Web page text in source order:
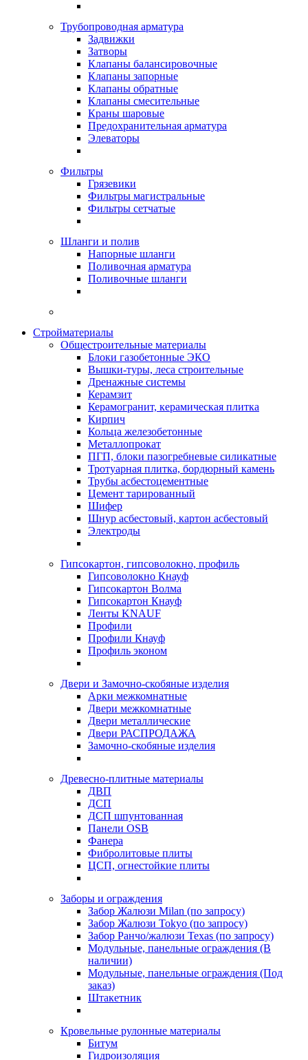
Трубопроводная арматура
Задвижки
Затворы
Клапаны балансировочные
Клапаны запорные
Клапаны обратные
Клапаны смесительные
Краны шаровые
Предохранительная арматура
Элеваторы
Фильтры
Грязевики
Фильтры магистральные
Фильтры сетчатые
Шланги и полив
Напорные шланги
Поливочная арматура
Поливочные шланги
Стройматериалы
Oбщестроительные материалы
Блоки газобетонные ЭКО
Вышки-туры, леса строительные
Дренажные системы
Керамзит
Керамогранит, керамическая плитка
Кирпич
Кольца железобетонные
Металлопрокат
ПГП, блоки пазогребневые силикатные
Тротуарная плитка, бордюрный камень
Трубы асбестоцементные
Цемент тарированный
Шифер
Шнур асбестовый, картон асбестовый
Электроды
Гипсокартон, гипсоволокно, профиль
Гипсоволокно Кнауф
Гипсокартон Волма
Гипсокартон Кнауф
Ленты KNAUF
Профили
Профили Кнауф
Профиль эконом
Двери и Замочно-скобяные изделия
Арки межкомнатные
Двери межкомнатные
Двери металлические
Двери РАСПРОДАЖА
Замочно-скобяные изделия
Древесно-плитные материалы
ДВП
ДСП
ДСП шпунтованная
Панели OSB
Фанера
Фибролитовые плиты
ЦСП, огнестойкие плиты
Заборы и ограждения
Забор Жалюзи Milan (по запросу)
Забор Жалюзи Tokyo (по запросу)
Забор Ранчо/жалюзи Texas (по запросу)
Модульные, панельные ограждения (В
наличии)
Модульные, панельные ограждения (Под
заказ)
Штакетник
Кровельные рулонные материалы
Битум
Гидроизоляция